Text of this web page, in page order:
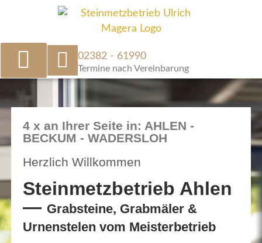
02382 - 61990
Termine nach Vereinbarung
4 x an Ihrer Seite in: AHLEN -
BECKUM - WADERSLOH
Herzlich Willkommen
Steinmetzbetrieb Ahlen
— Grabsteine, Grabmäler &
Urnenstelen vom Meisterbetrieb